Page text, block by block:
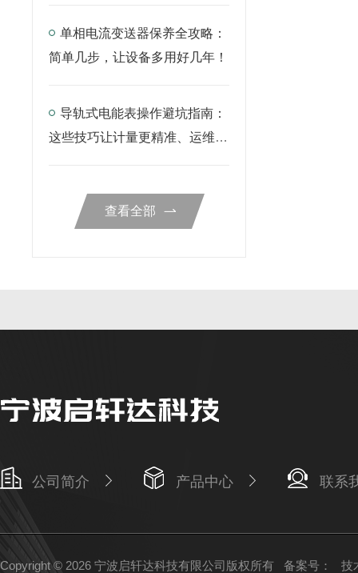
单相电流变送器保养全攻略：
简单几步，让设备多用好几年！
导轨式电能表操作避坑指南：
这些技巧让计量更精准、运维更
查看全部
公司简介 产品中心 联系
Copyright © 2026 宁波启轩达科技有限公司版权所有 备案号： 技